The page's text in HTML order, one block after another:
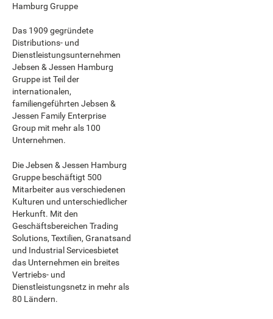
Hamburg Gruppe
Das 1909 gegründete
Distributions- und
Dienstleistungsunternehmen
Jebsen & Jessen Hamburg
Gruppe ist Teil der
internationalen,
familiengeführten Jebsen &
Jessen Family Enterprise
Group mit mehr als 100
Unternehmen.
Die Jebsen & Jessen Hamburg
Gruppe beschäftigt 500
Mitarbeiter aus verschiedenen
Kulturen und unterschiedlicher
Herkunft. Mit den
Geschäftsbereichen Trading
Solutions, Textilien, Granatsand
und Industrial Servicesbietet
das Unternehmen ein breites
Vertriebs- und
Dienstleistungsnetz in mehr als
80 Ländern.